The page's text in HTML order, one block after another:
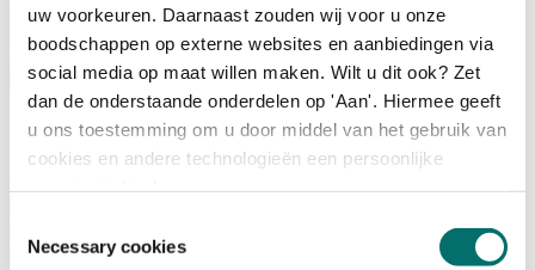
uw voorkeuren. Daarnaast zouden wij voor u onze
boodschappen op externe websites en aanbiedingen via
social media op maat willen maken. Wilt u dit ook? Zet
dan de onderstaande onderdelen op 'Aan'. Hiermee geeft
u ons toestemming om u door middel van het gebruik van
cookies en andere technologieën een persoonlijke
Necessary cookies
Contact
Perskamer
Zoeken
Nederlands
English
Nederlands
Adverteren